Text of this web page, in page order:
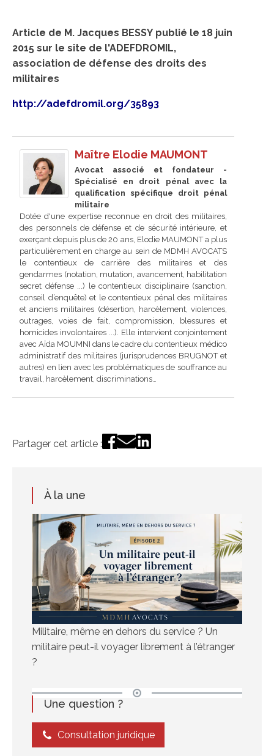
Article de M. Jacques BESSY publié le 18 juin
2015 sur le site de l'ADEFDROMIL,
association de défense des droits des
militaires
http://adefdromil.org/35893
Maître Elodie MAUMONT
Avocat associé et fondateur -
Spécialisé en droit pénal avec la
qualification spécifique droit pénal
militaire
Dotée d'une expertise reconnue en droit des militaires,
des personnels de défense et de sécurité intérieure, et
exerçant depuis plus de 20 ans, Elodie MAUMONT a plus
particulièrement en charge au sein de MDMH AVOCATS
le contentieux de carrière des militaires et des
gendarmes (notation, mutation, avancement, habilitation
secret défense ...) le contentieux disciplinaire (sanction,
conseil d’enquête) et le contentieux pénal des militaires
et anciens militaires (désertion, harcèlement, violences,
outrages, voies de fait, compromission, blessures et
homicides involontaires ...). Elle intervient conjointement
avec Aïda MOUMNI dans le cadre du contentieux médico
administratif des militaires (jurisprudences BRUGNOT et
autres) en lien avec les problématiques de souffrance au
travail, harcèlement, discriminations…
Partager cet article :
À la une
Militaire, même en dehors du service ? Un
militaire peut-il voyager librement à l’étranger
?
Une question ?
Consultation juridique